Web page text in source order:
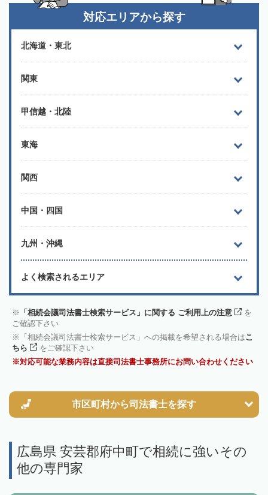
対応エリアから探す
北海道・東北
関東
甲信越・北陸
東海
関西
中国・四国
九州・沖縄
よく検索されるエリア
「相続会議司法書士検索サービス」に関する ご利用上の注意
を
ご確認下さい
「相続会議司法書士検索サービス」への掲載を希望される場合はこ
ちら
をご確認下さい
対応可能な業務内容は直接司法書士事務所にお問い合わせください
市区町村から司法書士を探す
広島県 安芸郡府中町で相続に強いその
他の専門家